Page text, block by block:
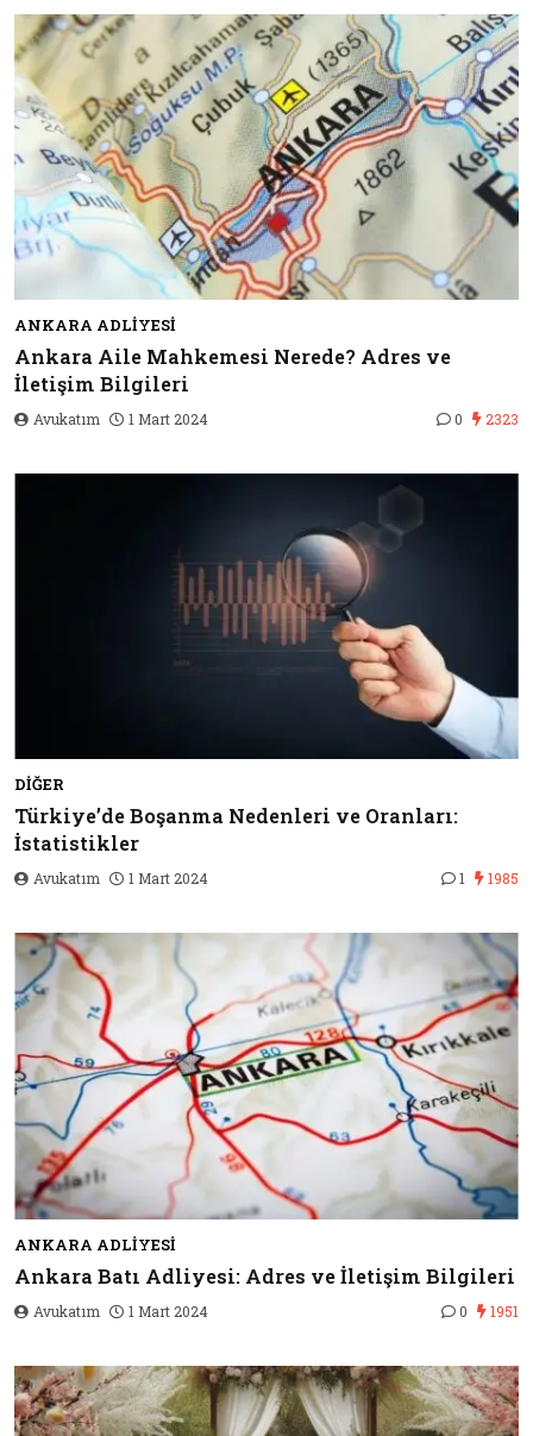
ANKARA ADLIYESI
Ankara Aile Mahkemesi Nerede? Adres ve
İletişim Bilgileri
Avukatım 1 Mart 2024 0 2323
DIĞER
Türkiye’de Boşanma Nedenleri ve Oranları:
İstatistikler
Avukatım 1 Mart 2024 1 1985
ANKARA ADLIYESI
Ankara Batı Adliyesi: Adres ve İletişim Bilgileri
Avukatım 1 Mart 2024 0 1951